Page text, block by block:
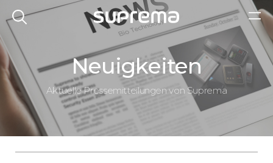
Neuigkeiten
Aktuelle Pressemitteilungen von Suprema